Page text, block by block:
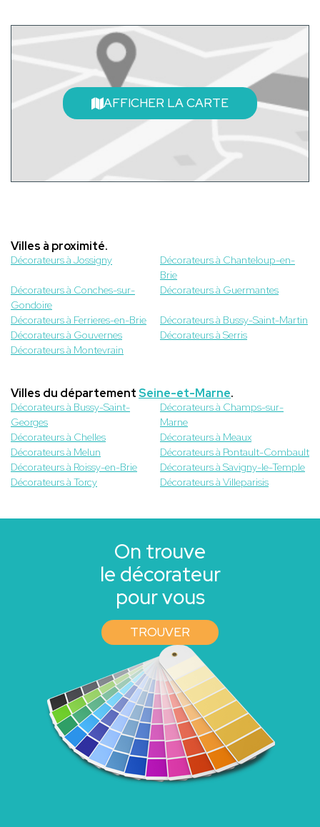
AFFICHER LA CARTE
Villes à proximité.
Décorateurs à Jossigny
Décorateurs à Chanteloup-en-
Brie
Décorateurs à Conches-sur-
Gondoire
Décorateurs à Guermantes
Décorateurs à Ferrieres-en-Brie
Décorateurs à Bussy-Saint-Martin
Décorateurs à Gouvernes
Décorateurs à Serris
Décorateurs à Montevrain
Villes du départementSeine-et-Marne.
Décorateurs à Bussy-Saint-
Georges
Décorateurs à Champs-sur-
Marne
Décorateurs à Chelles
Décorateurs à Meaux
Décorateurs à Melun
Décorateurs à Pontault-Combault
Décorateurs à Roissy-en-Brie
Décorateurs à Savigny-le-Temple
Décorateurs à Torcy
Décorateurs à Villeparisis
On trouve
le décorateur
pour vous
TROUVER